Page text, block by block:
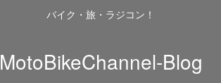
バイク・旅・ラジコン！
MotoBikeChannel-Blog